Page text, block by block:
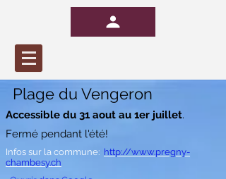
Plage du Vengeron
Accessible du 31 aout au 1er juillet.
Fermé pendant l'été!
Infos sur la commune: http://www.pregny-
chambesy.ch